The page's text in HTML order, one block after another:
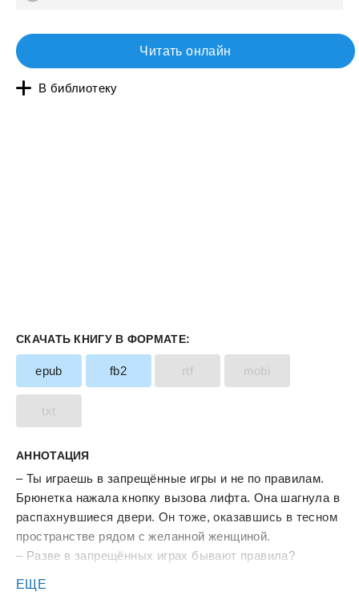
Читать онлайн
В библиотеку
СКАЧАТЬ КНИГУ В ФОРМАТЕ:
epub fb2 rtf mobi
txt
АННОТАЦИЯ
– Ты играешь в запрещённые игры и не по правилам.
Брюнетка нажала кнопку вызова лифта. Она шагнула в
распахнувшиеся двери. Он тоже, оказавшись в тесном
пространстве рядом с желанной женщиной.
– Разве в запрещённых играх бывают правила?
ЕЩЕ